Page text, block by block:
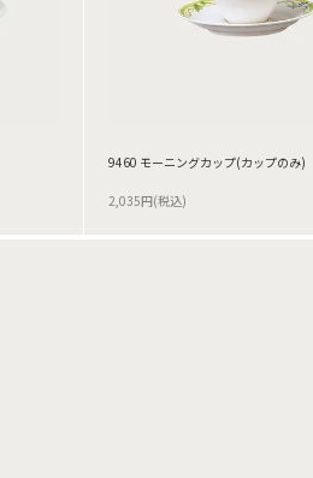
9460 モーニングカップ(カップのみ)
2,035円(税込)